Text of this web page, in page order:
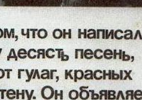
NOUS CONTACTER
Vous pouvez utiliser notre